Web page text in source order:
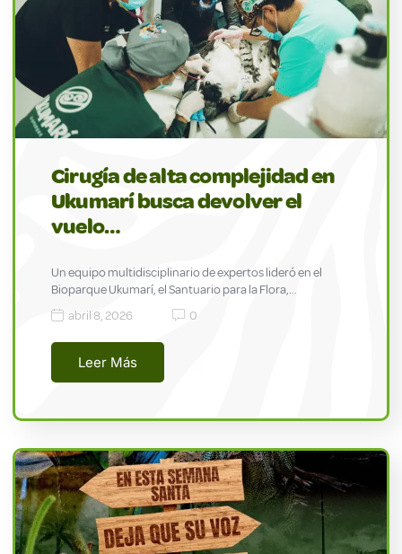
Cirugía de alta complejidad en
Ukumarí busca devolver el
vuelo…
Un equipo multidisciplinario de expertos lideró en el
Bioparque Ukumarí, el Santuario para la Flora,…
abril 8, 2026
0
Leer Más